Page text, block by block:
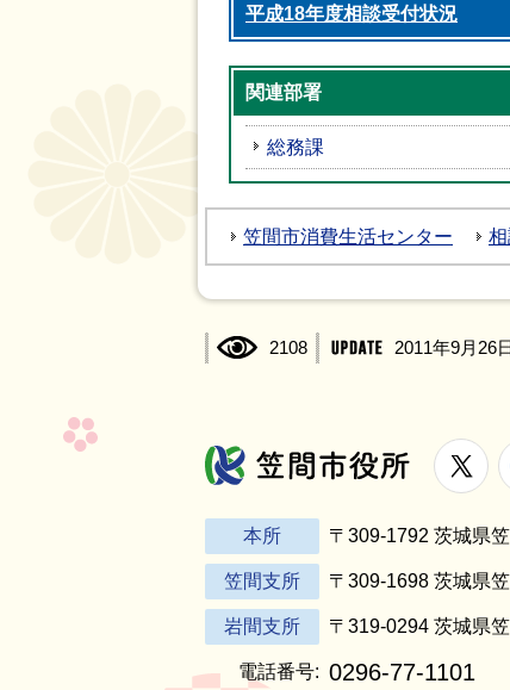
平成18年度相談受付状況
関連部署
総務課
笠間市消費生活センター
2108 2011年9月26日
笠間市 X
本所 〒309-1792 茨城県
笠間支所 〒309-1698 茨城県
岩間支所 〒319-0294 茨城県
電話番号: 0296-77-1101